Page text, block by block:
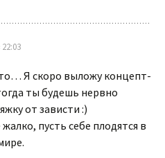
Я скоро выложу концепт-
ты будешь нервно
от зависти :)
пусть себе плодятся в